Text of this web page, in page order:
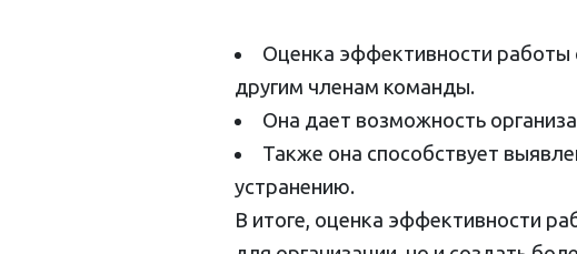
Оценка эффективности работы
другим членам команды.
Она дает возможность
Также она способствует
устранению.
В итоге, оценка эффективности